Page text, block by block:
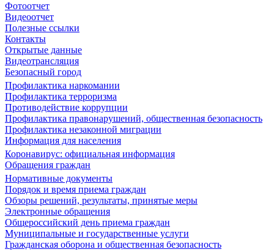
Фотоотчет
Видеоотчет
Полезные ссылки
Контакты
Открытые данные
Видеотрансляция
Безопасный город
Профилактика наркомании
Профилактика терроризма
Противодействие коррупции
Профилактика правонарушений, общественная безопасность
Профилактика незаконной миграции
Информация для населения
Коронавирус: официальная информация
Обращения граждан
Нормативные документы
Порядок и время приема граждан
Обзоры решений, результаты, принятые меры
Электронные обращения
Общероссийский день приема граждан
Муниципальные и государственные услуги
Гражданская оборона и общественная безопасность